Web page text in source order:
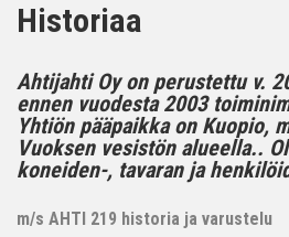
Historiaa
Ahtijahti Oy on perustettu v.
ennen vuodesta 2003
Yhtiön pääpaikka on Kuopio,
Vuoksen vesistön alueella..
koneiden-, tavaran ja
m/s AHTI 219 historia ja varustelu